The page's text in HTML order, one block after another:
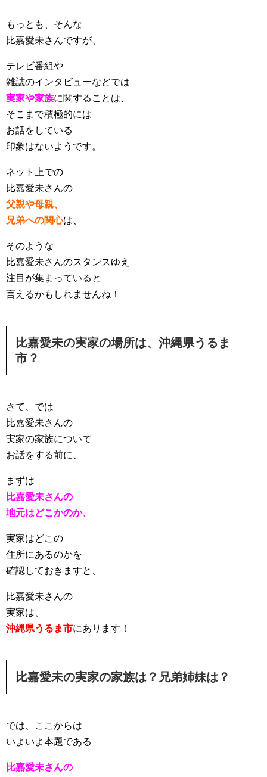
もっとも、そんな
比嘉愛未さんですが、
テレビ番組や
雑誌のインタビューなどでは
実家や家族に関することは、
そこまで積極的には
お話をしている
印象はないようです。
ネット上での
比嘉愛未さんの
父親や母親、
兄弟への関心は、
そのような
比嘉愛未さんのスタンスゆえ
注目が集まっていると
言えるかもしれませんね！
比嘉愛未の実家の場所は、沖縄県うるま
市？
さて、では
比嘉愛未さんの
実家の家族について
お話をする前に、
まずは
比嘉愛未さんの
地元はどこかのか、
実家はどこの
住所にあるのかを
確認しておきますと、
比嘉愛未さんの
実家は、
沖縄県うるま市にあります！
比嘉愛未の実家の家族は？兄弟姉妹は？
では、ここからは
いよいよ本題である
比嘉愛未さんの